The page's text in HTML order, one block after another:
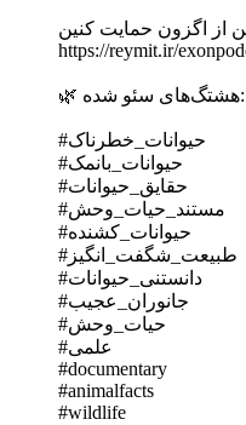
https://reymit.ir/
🌿 هشتگ‌های سئو شده:
#حیوانات_خطرناک
#حیوانات_بانمک
#حقایق_حیوانات
#مستند_حیات_وحش
#حیوانات_کشنده
#طبیعت_شگفت_انگیز
#دانستنی_حیوانات
#جانوران_عجیب
#حیات_وحش
#علمی
#documentary
#animalfacts
#wildlife